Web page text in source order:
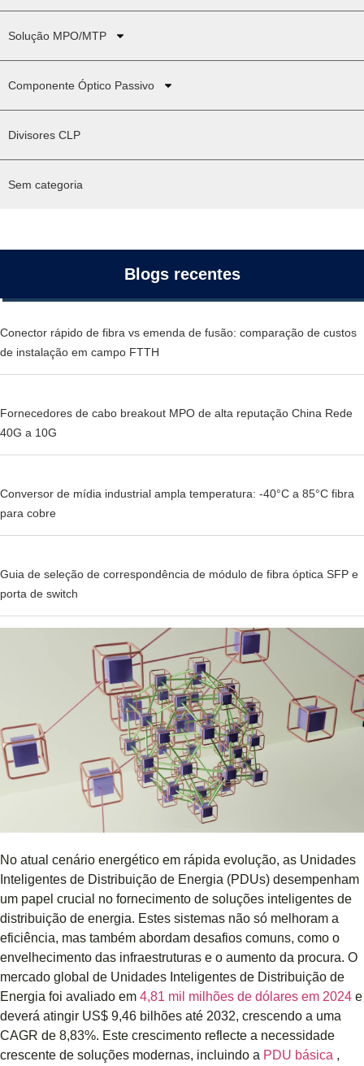
Solução MPO/MTP
Componente Óptico Passivo
Divisores CLP
Sem categoria
Blogs recentes
Conector rápido de fibra vs emenda de fusão: comparação de custos
de instalação em campo FTTH
Fornecedores de cabo breakout MPO de alta reputação China Rede
40G a 10G
Conversor de mídia industrial ampla temperatura: -40°C a 85°C fibra
para cobre
Guia de seleção de correspondência de módulo de fibra óptica SFP e
porta de switch
No atual cenário energético em rápida evolução, as Unidades
Inteligentes de Distribuição de Energia (PDUs) desempenham
um papel crucial no fornecimento de soluções inteligentes de
distribuição de energia. Estes sistemas não só melhoram a
eficiência, mas também abordam desafios comuns, como o
envelhecimento das infraestruturas e o aumento da procura. O
mercado global de Unidades Inteligentes de Distribuição de
Energia foi avaliado em 4,81 mil milhões de dólares em 2024 e
deverá atingir US$ 9,46 bilhões até 2032, crescendo a uma
CAGR de 8,83%. Este crescimento reflecte a necessidade
crescente de soluções modernas, incluindo a PDU básica ,